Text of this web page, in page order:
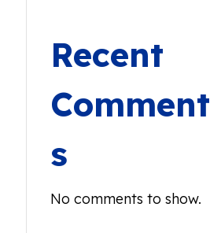
Recent
Comment
s
No comments to show.